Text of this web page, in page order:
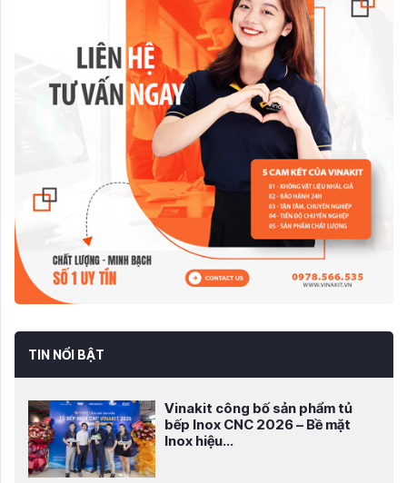
TIN NỔI BẬT
Vinakit công bố sản phẩm tủ
bếp Inox CNC 2026 – Bề mặt
Inox hiệu...